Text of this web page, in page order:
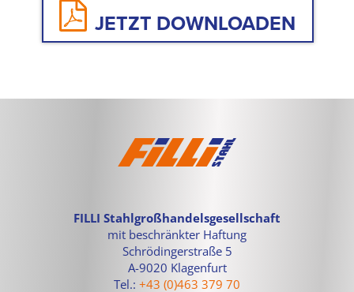
JETZT DOWNLOADEN
FILLI Stahlgroßhandelsgesellschaft
mit beschränkter Haftung
Schrödingerstraße 5
A-9020 Klagenfurt
Tel.: +43 (0)463 379 70